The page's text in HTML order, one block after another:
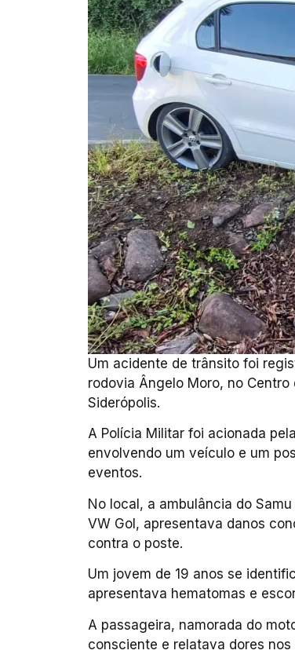
Um acidente de trânsito foi
rodovia Ângelo Moro, no
Siderópolis.
A Polícia Militar foi acionada
envolvendo um veículo e um
eventos.
No local, a ambulância do
VW Gol, apresentava danos
contra o poste.
Um jovem de 19 anos se
apresentava hematomas e
A passageira, namorada do
consciente e relatava dores